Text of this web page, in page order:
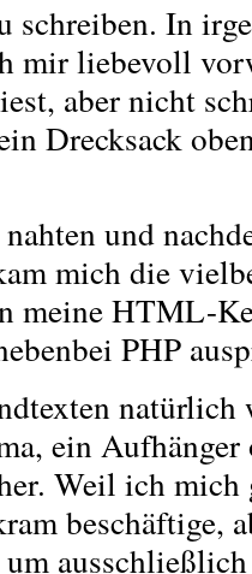
schreiben. In
mir liebevoll
aber nicht
Drecksack
und
mich die
meine HTML-
PHP
natürlich
ein Aufhänger
Weil ich
beschäftige,